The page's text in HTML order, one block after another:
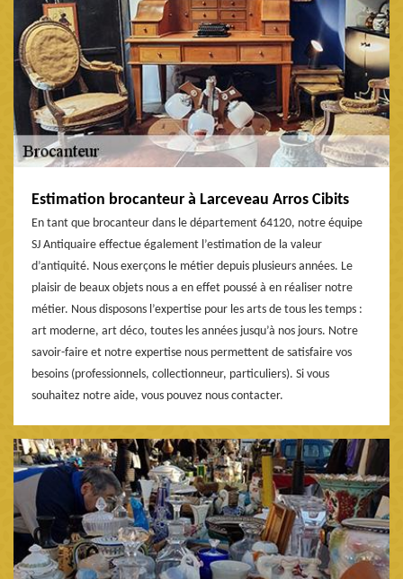
Estimation brocanteur à Larceveau Arros Cibits
En tant que brocanteur dans le département 64120, notre équipe
SJ Antiquaire effectue également l’estimation de la valeur
d’antiquité. Nous exerçons le métier depuis plusieurs années. Le
plaisir de beaux objets nous a en effet poussé à en réaliser notre
métier. Nous disposons l’expertise pour les arts de tous les temps :
art moderne, art déco, toutes les années jusqu’à nos jours. Notre
savoir-faire et notre expertise nous permettent de satisfaire vos
besoins (professionnels, collectionneur, particuliers). Si vous
souhaitez notre aide, vous pouvez nous contacter.